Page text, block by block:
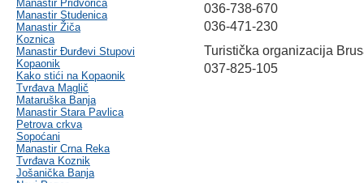
Manastir Pridvorica
Manastir Studenica
Manastir Žiča
Koznica
Manastir Đurđevi Stupovi
Kopaonik
Kako stići na Kopaonik
Tvrđava Maglič
Mataruška Banja
Manastir Stara Pavlica
Petrova crkva
Sopoćani
Manastir Crna Reka
Tvrđava Koznik
Jošanička Banja
036-738-670
036-471-230
Turistička organizacija
037-825-105